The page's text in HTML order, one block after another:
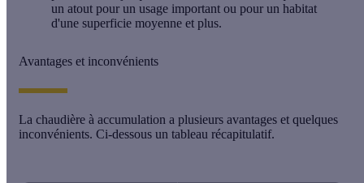
un atout pour un usage important ou pour un habitat
d'une superficie moyenne et plus.
Avantages et inconvénients
La chaudière à accumulation a plusieurs avantages et quelques
inconvénients. Ci-dessous un tableau récapitulatif.